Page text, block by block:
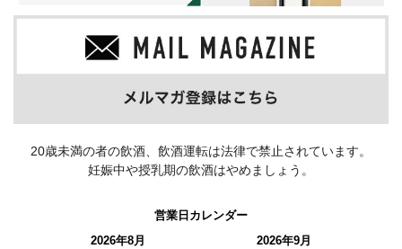
20歳未満の者の飲酒、飲酒運転は法律で禁止されています。
妊娠中や授乳期の飲酒はやめましょう。
営業日カレンダー
2026年8月
2026年9月